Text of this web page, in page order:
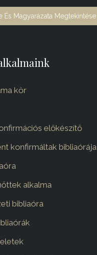
És Magyarázata Megtekintése
kör
előkészítő
konfirmáltak bibliaórája
alkalma
bibliaóra